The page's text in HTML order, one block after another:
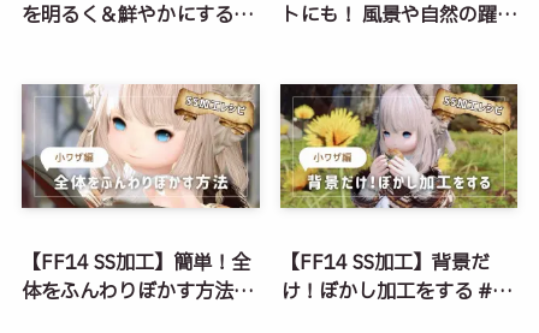
を明るく＆鮮やかにする
トにも！ 風景や自然の躍動
【FF14 SS加工】簡単！全
体をふんわりぼかす方法
【FF14 SS加工】背景だ
け！ぼかし加工をする #PS